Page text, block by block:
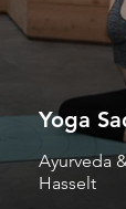
Yoga
Ayurveda
Hasselt